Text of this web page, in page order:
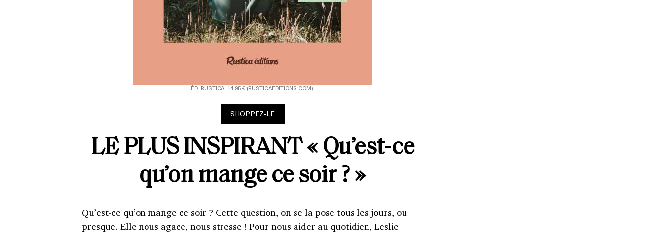
ÉD. RUSTICA, 14,95 € (RUSTICAEDITIONS.COM).
SHOPPEZ-LE
LE PLUS INSPIRANT« Qu’est-ce
qu’on mange ce soir ? »
Qu’est-ce qu’on mange ce soir ? Cette question, on se la pose tous les jours, ou
presque. Elle nous agace, nous stresse ! Pour nous aider au quotidien, Leslie